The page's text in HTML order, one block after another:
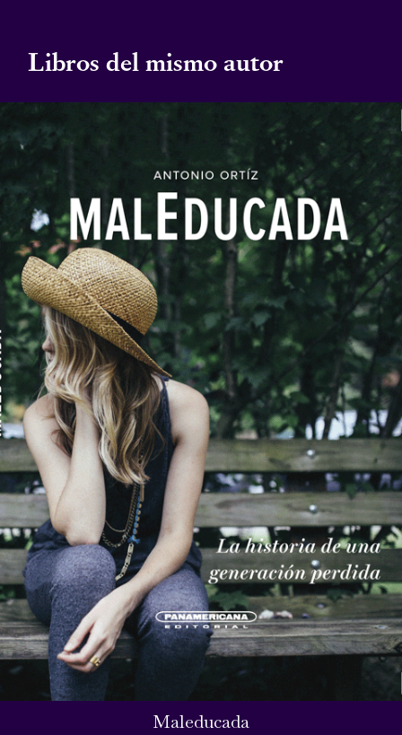
Libros del mismo autor
Maleducada